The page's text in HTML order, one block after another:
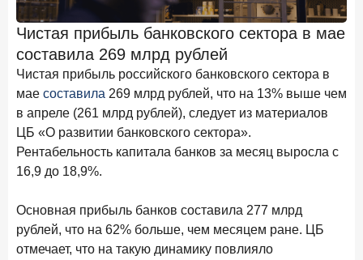
Клиенты чаще всего узнают о сберегательных
продуктах из рекламы в интернете и на ТВ
9 июля 2026 года
С ростом благосостояния клиентов-сберегателей
увеличивается и склонность к диверсификации
7 июля 2026 года
По итогам июня 2026 года объем выдач кредитов
составил 1 166,4 млрд руб.
3 июля 2026 года
банковского контакт-центра
25 июня 2026 года ИССЛЕДОВАНИЕ
Чистая прибыль банковского сектора в мае
составила 269 млрд рублей
Чистая прибыль российского банковского сектора в
мае составила 269 млрд рублей, что на 13% выше чем
в апреле (261 млрд рублей), следует из материалов
ЦБ «О развитии банковского сектора».
Рентабельность капитала банков за месяц выросла с
16,9 до 18,9%.
Основная прибыль банков составила 277 млрд
рублей, что на 62% больше, чем месяцем ране. ЦБ
отмечает, что на такую динамику повлияло